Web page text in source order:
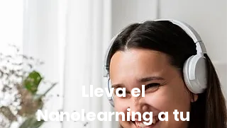
Lleva el
Nanolearning a tu